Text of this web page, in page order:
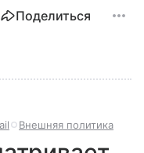
Поделиться
Внешняя политика